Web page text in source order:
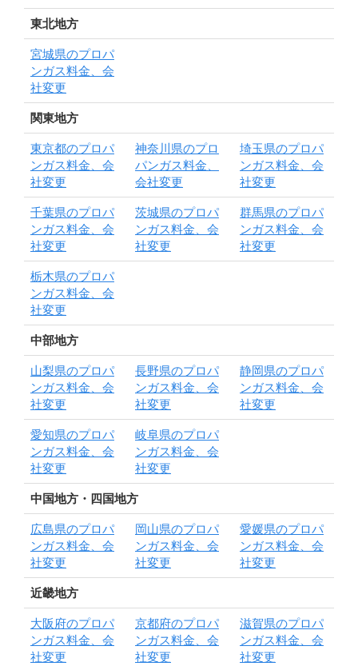
東北地方
宮城県のプロパ
ンガス料金、会
社変更
関東地方
東京都のプロパ
ンガス料金、会
社変更
神奈川県のプロ
パンガス料金、
会社変更
埼玉県のプロパ
ンガス料金、会
社変更
千葉県のプロパ
ンガス料金、会
社変更
茨城県のプロパ
ンガス料金、会
社変更
群馬県のプロパ
ンガス料金、会
社変更
栃木県のプロパ
ンガス料金、会
社変更
中部地方
山梨県のプロパ
ンガス料金、会
社変更
長野県のプロパ
ンガス料金、会
社変更
静岡県のプロパ
ンガス料金、会
社変更
愛知県のプロパ
ンガス料金、会
社変更
岐阜県のプロパ
ンガス料金、会
社変更
中国地方・四国地方
広島県のプロパ
ンガス料金、会
社変更
岡山県のプロパ
ンガス料金、会
社変更
愛媛県のプロパ
ンガス料金、会
社変更
近畿地方
大阪府のプロパ
ンガス料金、会
社変更
京都府のプロパ
ンガス料金、会
社変更
滋賀県のプロパ
ンガス料金、会
社変更